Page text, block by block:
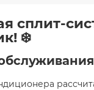
сплит-
❄️️